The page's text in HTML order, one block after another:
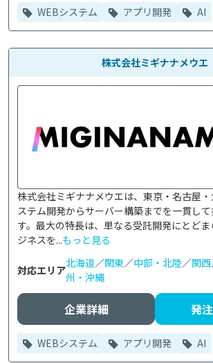
WEBシステム アプリ開発 AI
株式会社ミギナナメウエ
株式会社ミギナナメウエは、東京・名古屋
ステム開発からサーバー構築までを一貫し
す。最大の特長は、単なる受託開発にとど
ジネスを...もっと見る
対応エリア
北海道／関東／中部・北陸／関西
州・沖縄
企業詳細 発
WEBシステム アプリ開発 AI